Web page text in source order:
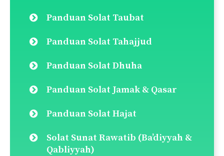
Panduan Solat Taubat
Panduan Solat Tahajjud
Panduan Solat Dhuha
Panduan Solat Jamak & Qasar
Panduan Solat Hajat
Solat Sunat Rawatib (Ba’diyyah &
Qabliyyah)